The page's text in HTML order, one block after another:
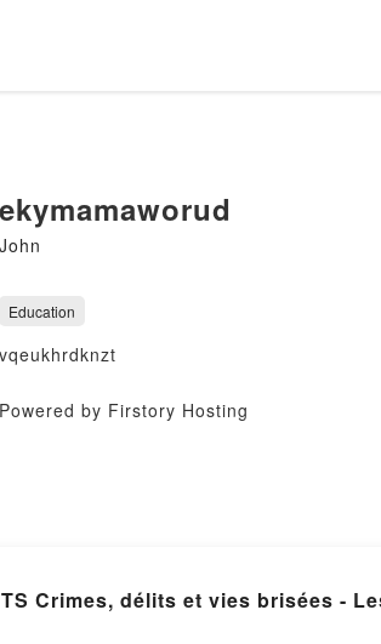
ekymamaworud
John
Education
vqeukhrdknzt
Powered by Firstory Hosting
Crimes, délits et vies brisées -